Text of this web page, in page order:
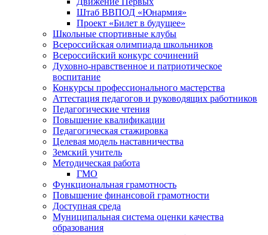
Штаб ВВПОД «Юнармия»
Проект «Билет в будущее»
Школьные спортивные клубы
Всероссийская олимпиада школьников
Всероссийский конкурс сочинений
Духовно-нравственное и патриотическое
воспитание
Конкурсы профессионального мастерства
Аттестация педагогов и руководящих работников
Педагогические чтения
Повышение квалификации
Педагогическая стажировка
Целевая модель наставничества
Земский учитель
Методическая работа
ГМО
Функциональная грамотность
Повышение финансовой грамотности
Доступная среда
Муниципальная система оценки качества
образования